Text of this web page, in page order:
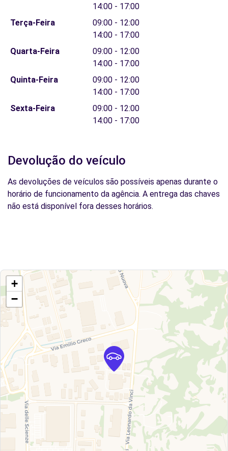
14:00 - 17:00
Terça-Feira
09:00 - 12:00
14:00 - 17:00
Quarta-Feira
09:00 - 12:00
14:00 - 17:00
Quinta-Feira
09:00 - 12:00
14:00 - 17:00
Sexta-Feira
09:00 - 12:00
14:00 - 17:00
Devolução do veículo
As devoluções de veículos são possíveis apenas durante o
horário de funcionamento da agência. A entrega das chaves
não está disponível fora desses horários.
+
−